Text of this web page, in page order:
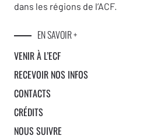
dans les régions de l’ACF.
EN SAVOIR +
VENIR À L’ECF
RECEVOIR NOS INFOS
CONTACTS
CRÉDITS
NOUS SUIVRE